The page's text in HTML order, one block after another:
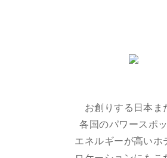
お創りする日本ま
各国のパワースポ
エネルギーが高いホ